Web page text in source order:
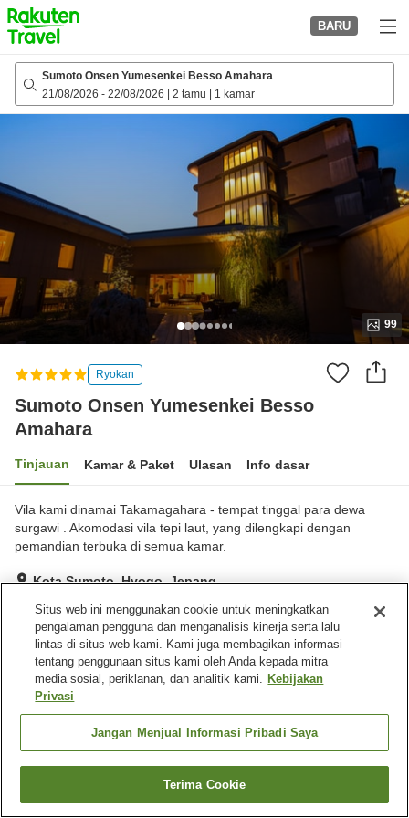
to
top
page
BARU
Sumoto Onsen Yumesenkei Besso Amahara
21/08/2026 - 22/08/2026 2 tamu 1 kamar
99
Ryokan
Sumoto Onsen Yumesenkei Besso
Amahara
Tinjauan Kamar & Paket Ulasan Info dasar
Vila kami dinamai Takamagahara - tempat tinggal para dewa
surgawi . Akomodasi vila tepi laut, yang dilengkapi dengan
pemandian terbuka di semua kamar.
Kota Sumoto, Hyogo, Jepang
Hebat Ulasan:67
Fasilitas properti
Lounge
Sumoto Onsen Yumesenkei Besso Amahara
Cari kamar
Situs web ini menggunakan cookie untuk meningkatkan
pengalaman pengguna dan menganalisis kinerja serta lalu
lintas di situs web kami. Kami juga membagikan informasi
tentang penggunaan situs kami oleh Anda kepada mitra
media sosial, periklanan, dan analitik kami. Kebijakan
Privasi
Jangan Menjual Informasi Pribadi Saya
Terima Cookie